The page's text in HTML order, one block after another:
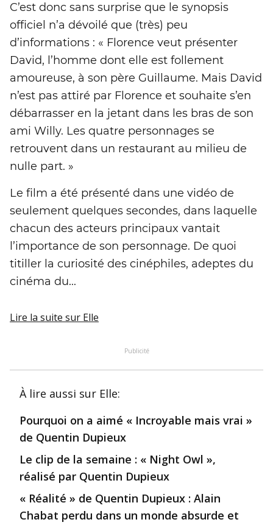
C’est donc sans surprise que le synopsis
officiel n’a dévoilé que (très) peu
d’informations : « Florence veut présenter
David, l’homme dont elle est follement
amoureuse, à son père Guillaume. Mais David
n’est pas attiré par Florence et souhaite s’en
débarrasser en la jetant dans les bras de son
ami Willy. Les quatre personnages se
retrouvent dans un restaurant au milieu de
nulle part. »
Le film a été présenté dans une vidéo de
seulement quelques secondes, dans laquelle
chacun des acteurs principaux vantait
l’importance de son personnage. De quoi
titiller la curiosité des cinéphiles, adeptes du
cinéma du...
Lire la suite sur Elle
Publicité
À lire aussi sur Elle:
Pourquoi on a aimé « Incroyable mais vrai »
de Quentin Dupieux
Le clip de la semaine : « Night Owl »,
réalisé par Quentin Dupieux
« Réalité » de Quentin Dupieux : Alain
Chabat perdu dans un monde absurde et